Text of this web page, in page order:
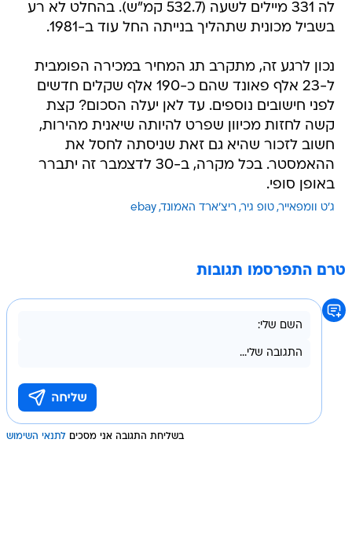
לה 331 מיילים לשעה (532.7 קמ"ש). בהחלט לא רע
בשביל מכונית שתהליך בנייתה החל עוד ב-1981.
נכון לרגע זה, מתקרב תג המחיר במכירה הפומבית
ל-23 אלף פאונד שהם כ-190 אלף שקלים חדשים
לפני חישובים נוספים. עד לאן יעלה הסכום? קצת
קשה לחזות מכיוון שפרט להיותה שיאנית מהירות,
חשוב לזכור שהיא גם זאת שניסתה לחסל את
ההאמסטר. בכל מקרה, ב-30 לדצמבר זה יתברר
באופן סופי.
ג'ט וומפאייר טופ גיר ריצ'ארד האמונד ebay
טרם התפרסמו תגובות
בשליחת התגובה אני מסכים לתנאי השימוש